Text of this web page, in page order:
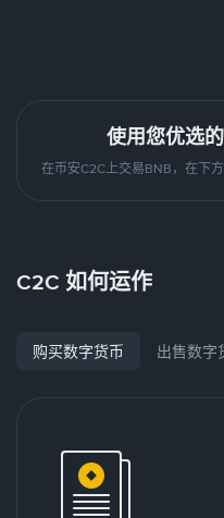
使用您优选
在币安C2C上交易BNB，在下
C2C 如何运作
购买数字货币 出售数字